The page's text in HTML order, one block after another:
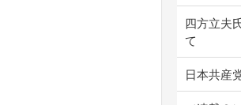
四方立夫
て
日本共産